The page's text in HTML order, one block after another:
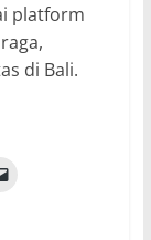
platform
di Bali.